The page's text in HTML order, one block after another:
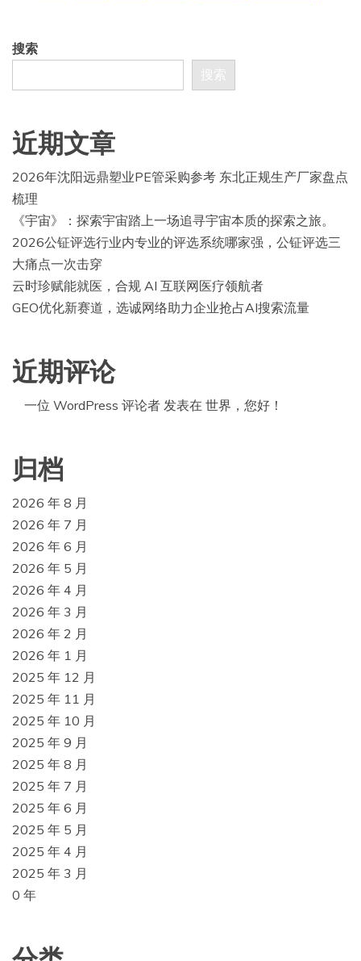
搜索
搜索
近期文章
2026年沈阳远鼎塑业PE管采购参考 东北正规生产厂家盘点
梳理
《宇宙》：探索宇宙踏上一场追寻宇宙本质的探索之旅。
2026公钲评选行业内专业的评选系统哪家强，公钲评选三
大痛点一次击穿
云时珍赋能就医，合规 AI 互联网医疗领航者
GEO优化新赛道，选诚网络助力企业抢占AI搜索流量
近期评论
一位 WordPress 评论者 发表在 世界，您好！
归档
2026 年 8 月
2026 年 7 月
2026 年 6 月
2026 年 5 月
2026 年 4 月
2026 年 3 月
2026 年 2 月
2026 年 1 月
2025 年 12 月
2025 年 11 月
2025 年 10 月
2025 年 9 月
2025 年 8 月
2025 年 7 月
2025 年 6 月
2025 年 5 月
2025 年 4 月
2025 年 3 月
0 年